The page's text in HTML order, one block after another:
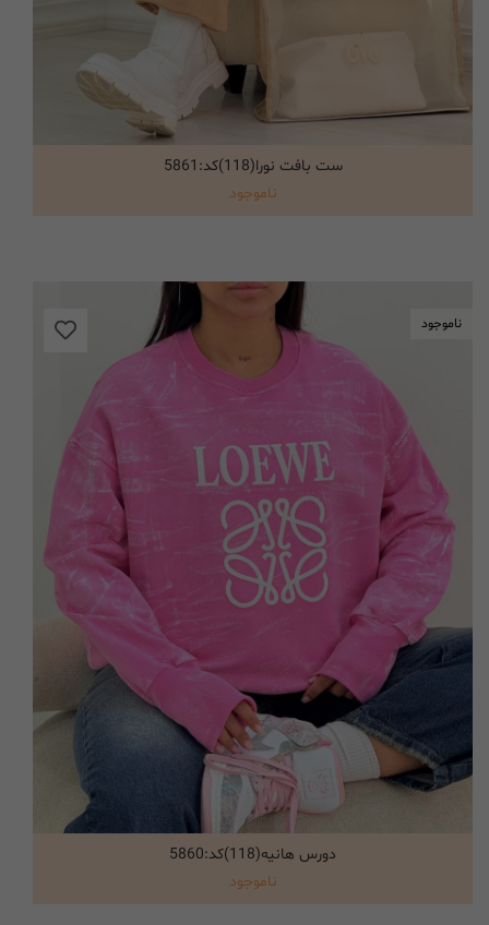
انتخاب گزینه ها
ست بافت نورا(118)کد:5861
ناموجود
ناموجود
انتخاب گزینه ها
دورس هانیه(118)کد:5860
ناموجود